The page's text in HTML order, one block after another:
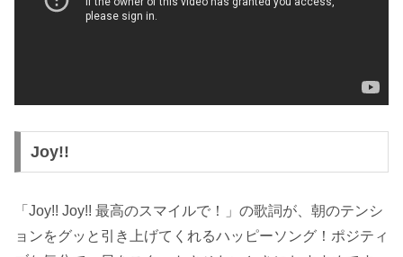
Joy!!
「Joy!! Joy!! 最高のスマイルで！」の歌詞が、朝のテンシ
ョンをグッと引き上げてくれるハッピーソング！ポジティ